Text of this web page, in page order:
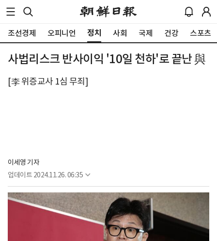
조선경제 오피니언 정치 사회 국제 건강 스포츠
사법리스크 반사이익 '10일 천하'로 끝난 與
[李 위증교사 1심 무죄]
이세영 기자
업데이트 2024.11.26. 06:35